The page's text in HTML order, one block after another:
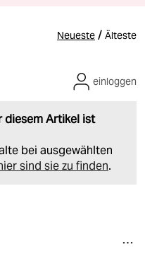
Neueste / Älteste
diesem Artikel ist
bei ausgewählten
sind sie zu finden.
einloggen